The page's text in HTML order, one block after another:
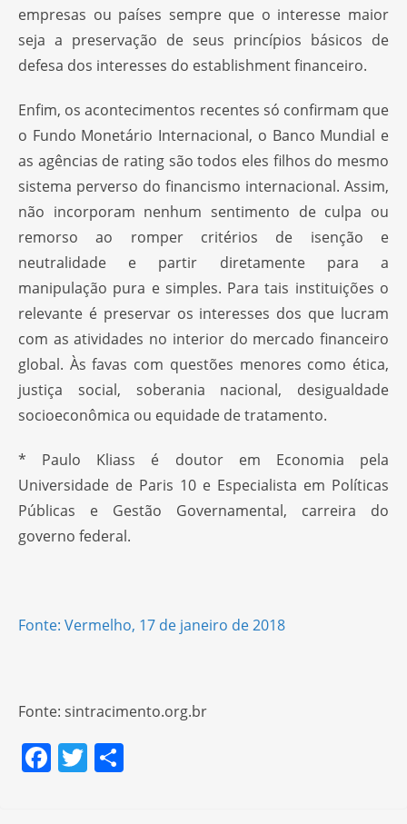
empresas ou países sempre que o interesse maior
seja a preservação de seus princípios básicos de
defesa dos interesses do establishment financeiro.
Enfim, os acontecimentos recentes só confirmam que
o Fundo Monetário Internacional, o Banco Mundial e
as agências de rating são todos eles filhos do mesmo
sistema perverso do financismo internacional. Assim,
não incorporam nenhum sentimento de culpa ou
remorso ao romper critérios de isenção e
neutralidade e partir diretamente para a
manipulação pura e simples. Para tais instituições o
relevante é preservar os interesses dos que lucram
com as atividades no interior do mercado financeiro
global. Às favas com questões menores como ética,
justiça social, soberania nacional, desigualdade
socioeconômica ou equidade de tratamento.
* Paulo Kliass é doutor em Economia pela
Universidade de Paris 10 e Especialista em Políticas
Públicas e Gestão Governamental, carreira do
governo federal.
Fonte: Vermelho, 17 de janeiro de 2018
Fonte: sintracimento.org.br
F T